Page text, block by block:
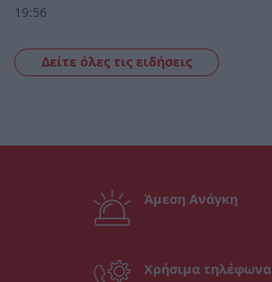
19:56
Δείτε όλες τις ειδήσεις
Άμεση Ανάγκη
Χρήσιμα τηλέφωνα